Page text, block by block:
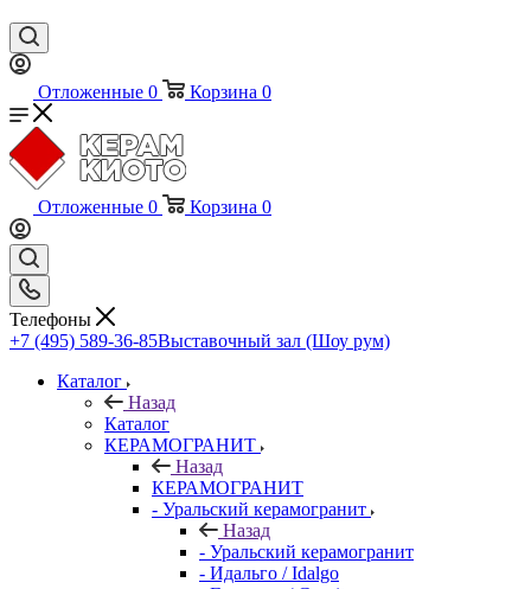
Отложенные 0 Корзина 0
Отложенные 0 Корзина 0
Телефоны
+7 (495) 589-36-85Выставочный зал (Шоу рум)
Каталог
Назад
Каталог
КЕРАМОГРАНИТ
Назад
КЕРАМОГРАНИТ
- Уральский керамогранит
Назад
- Уральский керамогранит
- Идальго / Idalgo